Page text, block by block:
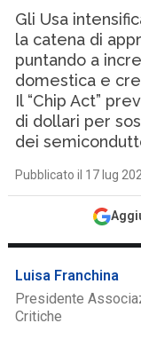
Gli Usa
la catena di
puntando a
domestica e
Il “Chip Act”
di dollari per
dei
Pubblicato il 17 lug
Luisa Franchina
Presidente
Critiche